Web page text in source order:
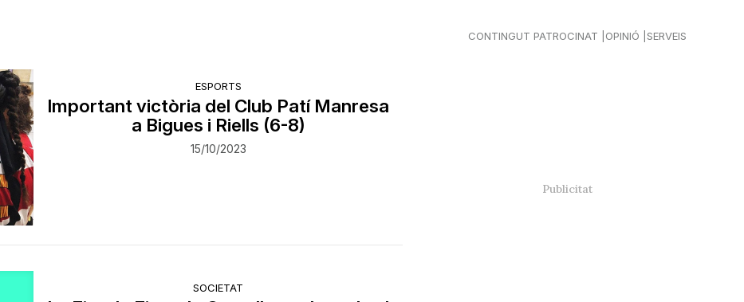
CONTINGUT PATROCINAT OPINIÓ SERVEIS
ESPORTS
Important victòria del Club Patí Manresa
a Bigues i Riells (6-8)
15/10/2023
SOCIETAT